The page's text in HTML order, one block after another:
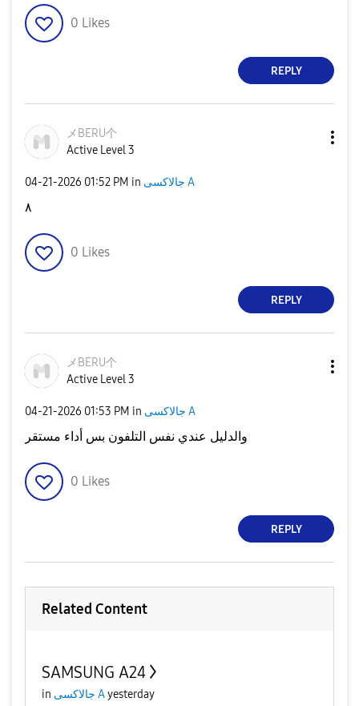
0 Likes
REPLY
メBERU个
Active Level 3
‎04-21-2026 01:52 PM in جالاكسى A
٨
0 Likes
REPLY
メBERU个
Active Level 3
‎04-21-2026 01:53 PM in جالاكسى A
والدليل عندي نفس التلفون بس أداء مستقر
0 Likes
REPLY
Related Content
SAMSUNG A24
in جالاكسى Ayesterday